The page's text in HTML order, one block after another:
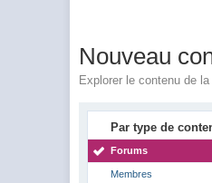
Nouveau
Explorer le contenu de
Par type de
Forums
Membres